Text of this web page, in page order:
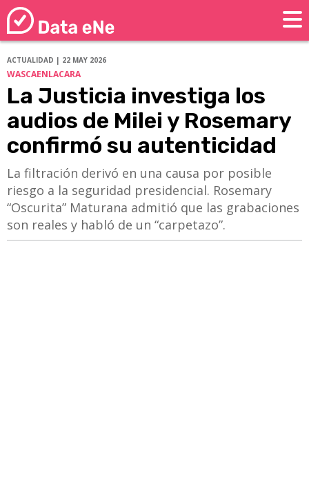
ACTUALIDAD | 22 MAY 2026
WASCAENLACARA
La Justicia investiga los
audios de Milei y Rosemary
confirmó su autenticidad
La filtración derivó en una causa por posible
riesgo a la seguridad presidencial. Rosemary
“Oscurita” Maturana admitió que las grabaciones
son reales y habló de un “carpetazo”.